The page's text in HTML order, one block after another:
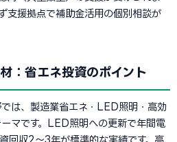
支援拠点で補助金活用の個別相談が
：省エネ投資のポイント
は、製造業省エネ・LED照明・高効
マです。LED照明への更新で年間電
回収2〜3年が標準的な実績です。高